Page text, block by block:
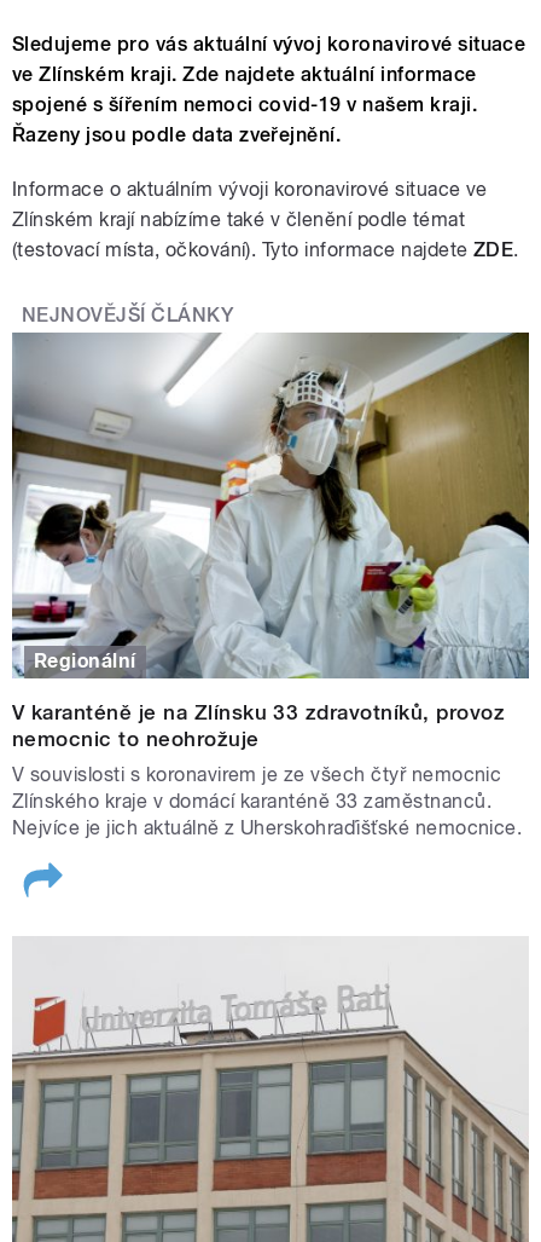
Sledujeme pro vás aktuální vývoj koronavirové situace
ve Zlínském kraji. Zde najdete aktuální informace
spojené s šířením nemoci covid-19 v našem kraji.
Řazeny jsou podle data zveřejnění.
Informace o aktuálním vývoji koronavirové situace ve
Zlínském krají nabízíme také v členění podle témat
(testovací místa, očkování). Tyto informace najdete ZDE.
NEJNOVĚJŠÍ ČLÁNKY
Regionální
V karanténě je na Zlínsku 33 zdravotníků, provoz
nemocnic to neohrožuje
V souvislosti s koronavirem je ze všech čtyř nemocnic
Zlínského kraje v domácí karanténě 33 zaměstnanců.
Nejvíce je jich aktuálně z Uherskohraďišťské nemocnice.